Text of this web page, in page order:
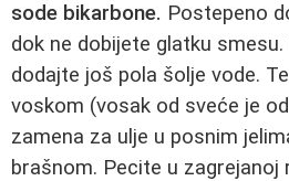
sode bikarbone. Postepeno
dok ne dobijete glatku
dodajte još pola šolje vode.
voskom (vosak od sveće je
zamena za ulje u posnim
brašnom. Pecite u zagrejanoj